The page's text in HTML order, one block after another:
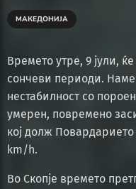
МАКЕДОНИЈА
Времето утре, 9 јули,
сончеви периоди.
нестабилност со
умерен, повремено
кој долж
km/h.
Во Скопје времето